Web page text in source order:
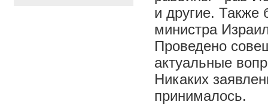
и другие. Также
министра
Проведено
актуальные
Никаких
принималось.